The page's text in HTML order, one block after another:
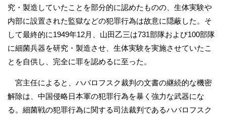
究・製造していたことを部分的に認めたものの、生体実験や
内部に設置された監獄などの犯罪行為は故意に隠蔽した。そ
して最終的に1949年12月、山田乙三は731部隊および100部隊
に細菌兵器を研究・製造させ、生体実験を実施させていたこ
とを自供し、完全に罪を認めるに至った。
宮主任によると、ハバロフスク裁判の文書の継続的な機密
解除は、中国侵略日本軍の犯罪行為を暴く強力な武器にな
る。細菌戦の犯罪行為に関する司法裁判であるハバロフスク